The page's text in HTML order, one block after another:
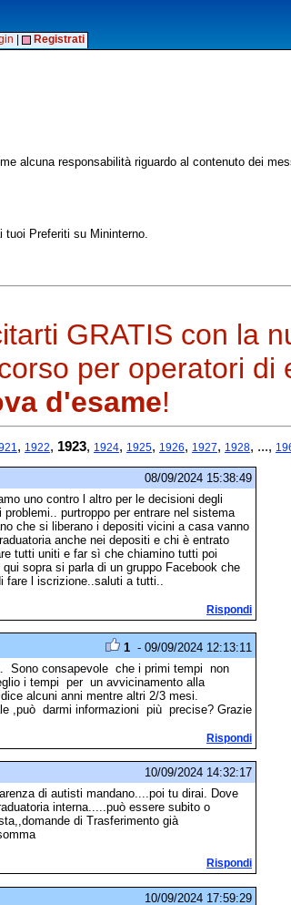
Registrati
alcuna responsabilità riguardo al contenuto dei
tuoi Preferiti su Mininterno.
GRATIS con la
per operatori di
d'esame!
, 1922, 1923, 1924, 1925, 1926, 1927, 1928, ...,
08/09/2024 15:38:49
uno contro l altro per le decisioni degli
purtroppo per entrare nel sistema
che si liberano i depositi vicini a casa vanno
anche nei depositi e chi è entrato
tutti uniti e far sì che chiamino tutti poi
sopra si parla di un gruppo Facebook che
fare l iscrizione..saluti a tutti..
Rispondi
1 - 09/09/2024 12:13:11
Sono consapevole che i primi tempi non
i tempi per un avvicinamento alla
alcuni anni mentre altri 2/3 mesi.
,può darmi informazioni più precise? Grazie
Rispondi
10/09/2024 14:32:17
di autisti mandano....poi tu dirai. Dove
interna.....può essere subito o
di Trasferimento già
Rispondi
10/09/2024 17:59:29